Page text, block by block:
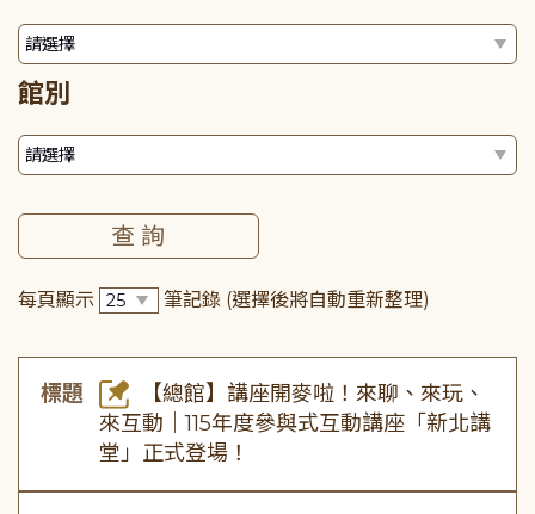
館別
每頁顯示 筆記錄 (選擇後將自動重新整理)
標題
【總館】講座開麥啦！來聊、來玩、
來互動｜115年度參與式互動講座「新北講
堂」正式登場！